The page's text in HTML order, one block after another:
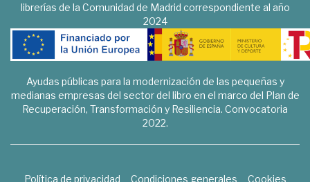
librerías de la Comunidad de Madrid correspondiente al año
2024
Ayudas públicas para la modernización de las pequeñas y
medianas empresas del sector del libro en el marco del Plan de
Recuperación, Transformación y Resiliencia. Convocatoria
2022.
Política de privacidad Condiciones generales
Cookies